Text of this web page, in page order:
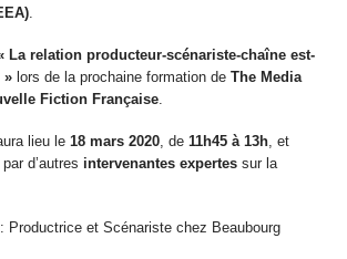
.
La relation producteur-scénariste-chaîne est-
» lors de la prochaine formation deThe Media
Fiction Française.
lieu le18 mars 2020, de11h45 à 13h, et
d’autres intervenantes expertes sur la
Productrice et Scénariste chez Beaubourg